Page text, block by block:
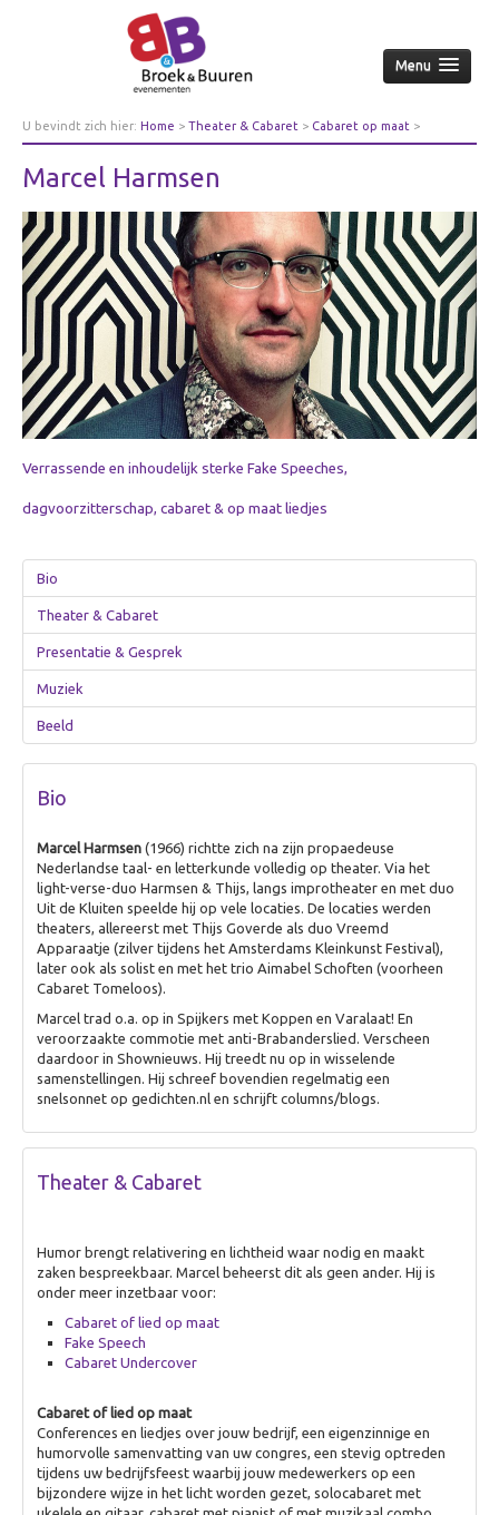
Menu
Aanpak
Nieuws & achtergrond
Wie
Contact
Opdrachtgevers
Over opdrachtgevers
Bedrijfsleven
Culturele sector
Overheid
Zorg
Betekenisvol cadeau
Ervaring creëren
Over Ervaring creëren
De Theater-wasstraat
Gamificatie
Visualiseren
Over Visualiseren
Live Beamen & Fotografie
Sneltekenen
Animatie
Theater & Cabaret
Over Theater & Cabaret
Dans & Circus
Leren & inspireren
Over Leren & inspireren
Theater Inc.
Workshops
Presentatie & Gesprek
Over Presentatie & Gesprek
Live talkshow
TALK
U bevindt zich hier: Home > Theater & Cabaret > Cabaret op maat >
Marcel Harmsen
Marcel Harmsen
Verrassende en inhoudelijk sterke Fake Speeches,
dagvoorzitterschap, cabaret & op maat liedjes
Bio
Theater & Cabaret
Presentatie & Gesprek
Muziek
Beeld
Bio
Marcel Harmsen (1966) richtte zich na zijn propaedeuse
Nederlandse taal- en letterkunde volledig op theater. Via het
light-verse-duo Harmsen & Thijs, langs improtheater en met duo
Uit de Kluiten speelde hij op vele locaties. De locaties werden
theaters, allereerst met Thijs Goverde als duo Vreemd
Apparaatje (zilver tijdens het Amsterdams Kleinkunst Festival),
later ook als solist en met het trio Aimabel Schoften (voorheen
Cabaret Tomeloos).
Marcel trad o.a. op in Spijkers met Koppen en Varalaat! En
veroorzaakte commotie met anti-Brabanderslied. Verscheen
daardoor in Shownieuws. Hij treedt nu op in wisselende
samenstellingen. Hij schreef bovendien regelmatig een
snelsonnet op gedichten.nl en schrijft columns/blogs.
Theater & Cabaret
Humor brengt relativering en lichtheid waar nodig en maakt
zaken bespreekbaar. Marcel beheerst dit als geen ander. Hij is
onder meer inzetbaar voor:
Cabaret of lied op maat
Fake Speech
Cabaret Undercover
Cabaret of lied op maat
Conferences en liedjes over jouw bedrijf, een eigenzinnige en
humorvolle samenvatting van uw congres, een stevig optreden
tijdens uw bedrijfsfeest waarbij jouw medewerkers op een
bijzondere wijze in het licht worden gezet, solocabaret met